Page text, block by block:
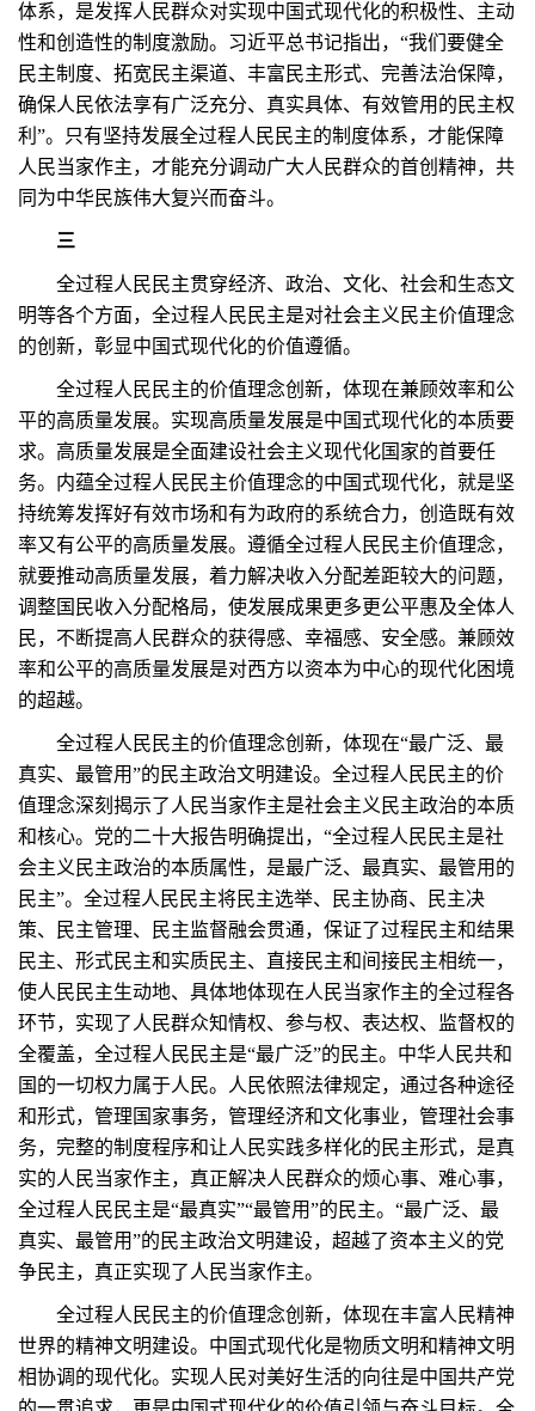
体系，是发挥人民群众对实现中国式现代化的积极性、主动
性和创造性的制度激励。习近平总书记指出，“我们要健全
民主制度、拓宽民主渠道、丰富民主形式、完善法治保障，
确保人民依法享有广泛充分、真实具体、有效管用的民主权
利”。只有坚持发展全过程人民民主的制度体系，才能保障
人民当家作主，才能充分调动广大人民群众的首创精神，共
同为中华民族伟大复兴而奋斗。
三
全过程人民民主贯穿经济、政治、文化、社会和生态文
明等各个方面，全过程人民民主是对社会主义民主价值理念
的创新，彰显中国式现代化的价值遵循。
全过程人民民主的价值理念创新，体现在兼顾效率和公
平的高质量发展。实现高质量发展是中国式现代化的本质要
求。高质量发展是全面建设社会主义现代化国家的首要任
务。内蕴全过程人民民主价值理念的中国式现代化，就是坚
持统筹发挥好有效市场和有为政府的系统合力，创造既有效
率又有公平的高质量发展。遵循全过程人民民主价值理念，
就要推动高质量发展，着力解决收入分配差距较大的问题，
调整国民收入分配格局，使发展成果更多更公平惠及全体人
民，不断提高人民群众的获得感、幸福感、安全感。兼顾效
率和公平的高质量发展是对西方以资本为中心的现代化困境
的超越。
全过程人民民主的价值理念创新，体现在“最广泛、最
真实、最管用”的民主政治文明建设。全过程人民民主的价
值理念深刻揭示了人民当家作主是社会主义民主政治的本质
和核心。党的二十大报告明确提出，“全过程人民民主是社
会主义民主政治的本质属性，是最广泛、最真实、最管用的
民主”。全过程人民民主将民主选举、民主协商、民主决
策、民主管理、民主监督融会贯通，保证了过程民主和结果
民主、形式民主和实质民主、直接民主和间接民主相统一，
使人民民主生动地、具体地体现在人民当家作主的全过程各
环节，实现了人民群众知情权、参与权、表达权、监督权的
全覆盖，全过程人民民主是“最广泛”的民主。中华人民共和
国的一切权力属于人民。人民依照法律规定，通过各种途径
和形式，管理国家事务，管理经济和文化事业，管理社会事
务，完整的制度程序和让人民实践多样化的民主形式，是真
实的人民当家作主，真正解决人民群众的烦心事、难心事，
全过程人民民主是“最真实”“最管用”的民主。“最广泛、最
真实、最管用”的民主政治文明建设，超越了资本主义的党
争民主，真正实现了人民当家作主。
全过程人民民主的价值理念创新，体现在丰富人民精神
世界的精神文明建设。中国式现代化是物质文明和精神文明
相协调的现代化。实现人民对美好生活的向往是中国共产党